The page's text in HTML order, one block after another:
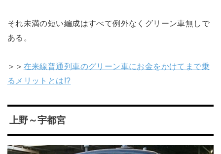
それ未満の短い編成はすべて例外なくグリーン車無しで
ある。
＞＞ 在来線普通列車のグリーン車にお金をかけてまで乗
るメリットとは!?
上野～宇都宮